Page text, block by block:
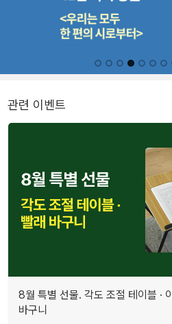
관련 이벤트
8월 특별 선물. 각도 조절 테이블 ·
바구니